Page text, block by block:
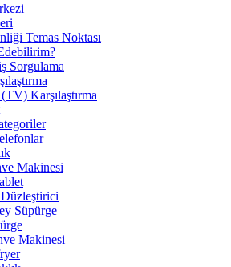
Temas Noktası
Sorgulama
Karşılaştırma
Makinesi
Süpürge
Makinesi